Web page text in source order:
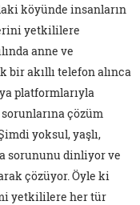
köyünde insanların
yetkililere
anne ve
bir akıllı telefon alınca
platformlarıyla
sorunlarına çözüm
yoksul, yaşlı,
sorununu dinliyor ve
çözüyor. Öyle ki
yetkililere her tür